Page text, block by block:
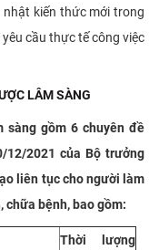
nhật kiến thức mới trong
cầu thực tế công việc
LÂM SÀNG
sàng gồm 6 chuyên đề
12/2021 của Bộ trưởng
liên tục cho người làm
chữa bệnh, bao gồm:
Thời lượng